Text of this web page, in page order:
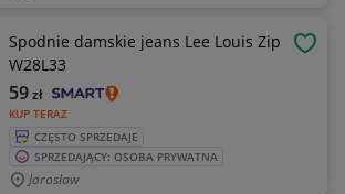
Spodnie damskie jeans Lee Louis Zip
W28L33
KUP TERAZ
59zł
CZĘSTO SPRZEDAJE
SPRZEDAJĄCY: OSOBA PRYWATNA
Jarosław